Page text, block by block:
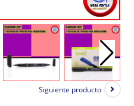
Siguiente producto